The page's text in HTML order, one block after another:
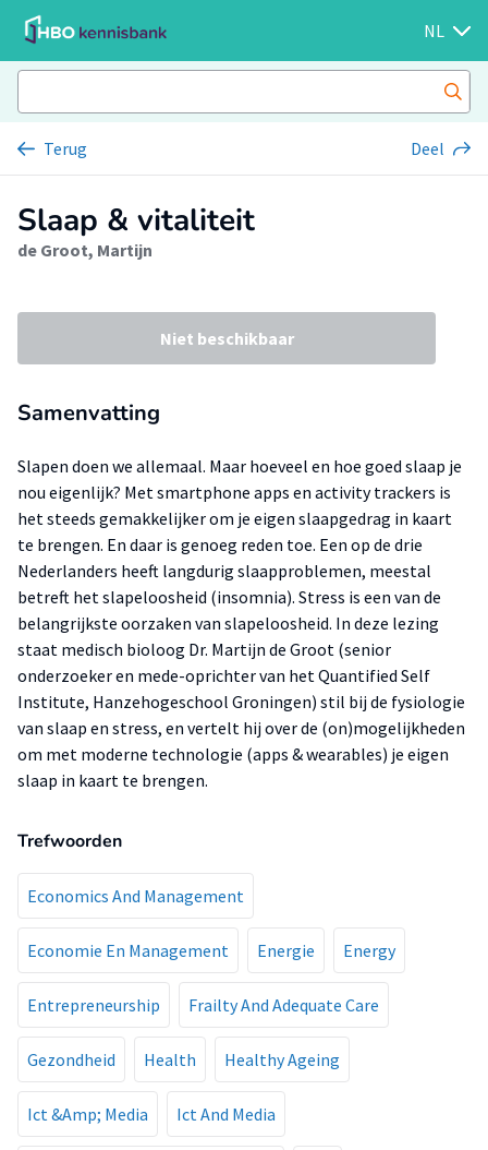
NL
Terug Deel
Slaap & vitaliteit
de Groot, Martijn
Niet beschikbaar
Samenvatting
Slapen doen we allemaal. Maar hoeveel en hoe goed slaap je
nou eigenlijk? Met smartphone apps en activity trackers is
het steeds gemakkelijker om je eigen slaapgedrag in kaart
te brengen. En daar is genoeg reden toe. Een op de drie
Nederlanders heeft langdurig slaapproblemen, meestal
betreft het slapeloosheid (insomnia). Stress is een van de
belangrijkste oorzaken van slapeloosheid. In deze lezing
staat medisch bioloog Dr. Martijn de Groot (senior
onderzoeker en mede-oprichter van het Quantified Self
Institute, Hanzehogeschool Groningen) stil bij de fysiologie
van slaap en stress, en vertelt hij over de (on)mogelijkheden
om met moderne technologie (apps & wearables) je eigen
slaap in kaart te brengen.
Trefwoorden
Economics And Management
Economie En Management Energie Energy
Entrepreneurship Frailty And Adequate Care
Gezondheid Health Healthy Ageing
Ict &Amp; Media Ict And Media